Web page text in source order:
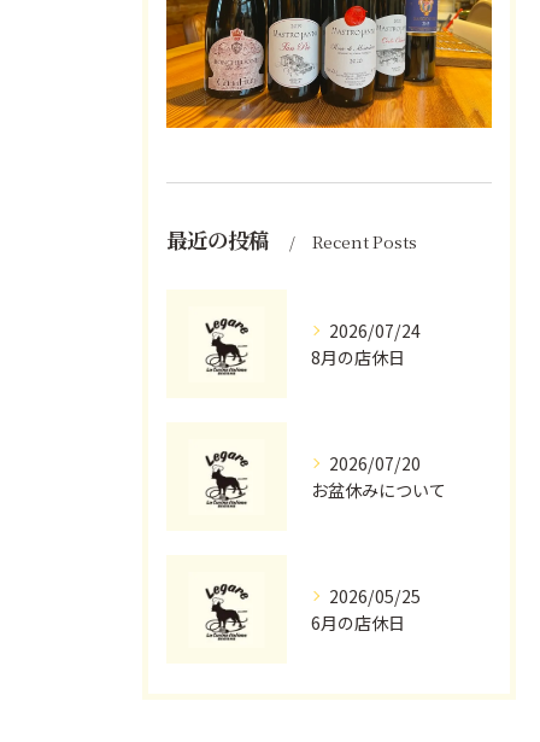
最近の投稿 Recent Posts
2026/07/24
8月の店休日
2026/07/20
お盆休みについて
2026/05/25
6月の店休日